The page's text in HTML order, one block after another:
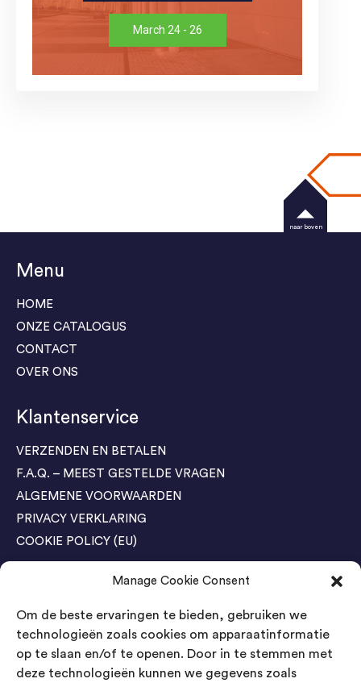
Manage Cookie Consent
Om de beste ervaringen te bieden, gebruiken we
technologieën zoals cookies om apparaatinformatie
op te slaan en/of te openen. Door in te stemmen met
deze technologieën kunnen we gegevens zoals
March 24 - 26
Menu
HOME
ONZE CATALOGUS
CONTACT
OVER ONS
Klantenservice
VERZENDEN EN BETALEN
F.A.Q. – MEEST GESTELDE VRAGEN
ALGEMENE VOORWAARDEN
PRIVACY VERKLARING
COOKIE POLICY (EU)
Agenda Trade Shows
04-05 November / SVG FAIR Winterswijk
Bestel GRATIS kaarten
Bestel GRATIS kaarten
naar boven